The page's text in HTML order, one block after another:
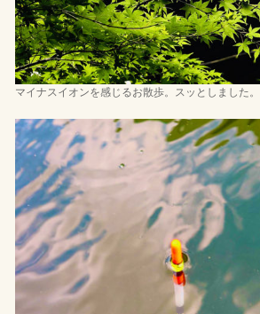
マイナスイオンを感じるお散歩。スッとしました。